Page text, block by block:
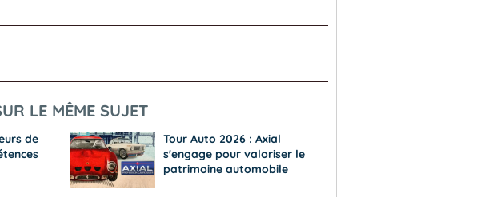
LE MÊME SUJET
de
Tour Auto 2026 : Axial
s'engage pour valoriser le
patrimoine automobile